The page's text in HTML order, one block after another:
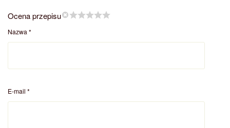
Ocena przepisu
Nazwa *
E-mail *